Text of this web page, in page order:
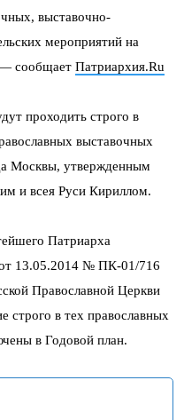
выставочно-
мероприятий на
сообщает Патриархия.Ru
проходить строго в
выставочных
Москвы, утвержденным
и всея Руси Кириллом.
Патриарха
от 13.05.2014 № ПК-01/716
Православной Церкви
строго в тех православных
в Годовой план.